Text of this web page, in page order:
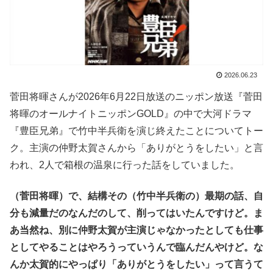
2026.06.23
菅田将暉さんが2026年6月22日放送のニッポン放送『菅田
将暉のオールナイトニッポンGOLD』の中で大河ドラマ
『豊臣兄弟』で竹中半兵衛を演じ終えたことについてトー
ク。主演の仲野太賀さんから「ありがとうをしたい」と言
われ、2人で箱根の温泉に行った話をしていました。
（菅田将暉）で、結構その（竹中半兵衛の）最期の話、自
分も減量だのなんだのして、削ってはいたんですけど。ま
あ当然ね、別に仲野太賀が主演じゃなかったとしても仕事
としてやることはやろうっていうんで臨んだんやけど。な
んか太賀的にやっぱり「ありがとうをしたい」って言うて